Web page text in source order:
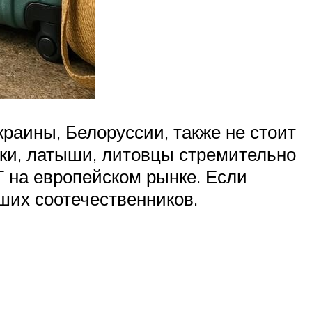
Белоруссии, также не стоит
латыши, литовцы стремительно
европейском рынке. Если
соотечественников.